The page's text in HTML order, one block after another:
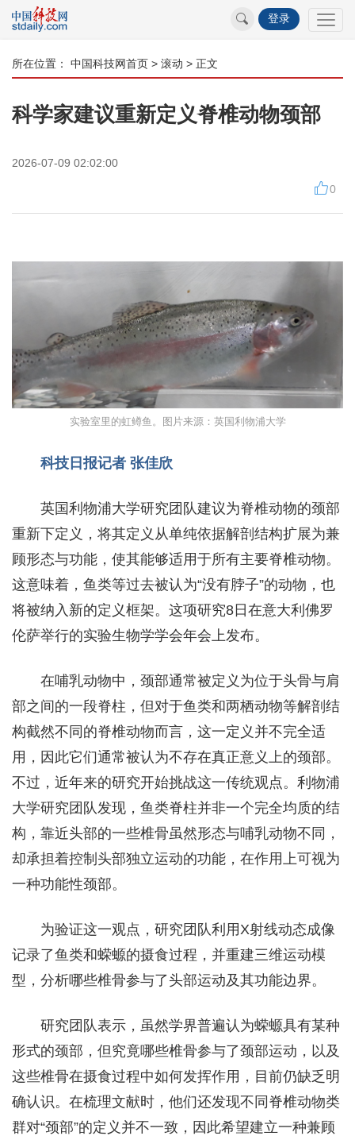
登录
所在位置： 中国科技网首页 > 滚动 > 正文
科学家建议重新定义脊椎动物颈部
2026-07-09 02:02:00
0
实验室里的虹鳟鱼。图片来源：英国利物浦大学
科技日报记者 张佳欣
英国利物浦大学研究团队建议为脊椎动物的颈部
重新下定义，将其定义从单纯依据解剖结构扩展为兼
顾形态与功能，使其能够适用于所有主要脊椎动物。
这意味着，鱼类等过去被认为“没有脖子”的动物，也
将被纳入新的定义框架。这项研究8日在意大利佛罗
伦萨举行的实验生物学学会年会上发布。
在哺乳动物中，颈部通常被定义为位于头骨与肩
部之间的一段脊柱，但对于鱼类和两栖动物等解剖结
构截然不同的脊椎动物而言，这一定义并不完全适
用，因此它们通常被认为不存在真正意义上的颈部。
不过，近年来的研究开始挑战这一传统观点。利物浦
大学研究团队发现，鱼类脊柱并非一个完全均质的结
构，靠近头部的一些椎骨虽然形态与哺乳动物不同，
却承担着控制头部独立运动的功能，在作用上可视为
一种功能性颈部。
为验证这一观点，研究团队利用X射线动态成像
记录了鱼类和蝾螈的摄食过程，并重建三维运动模
型，分析哪些椎骨参与了头部运动及其功能边界。
研究团队表示，虽然学界普遍认为蝾螈具有某种
形式的颈部，但究竟哪些椎骨参与了颈部运动，以及
这些椎骨在摄食过程中如何发挥作用，目前仍缺乏明
确认识。在梳理文献时，他们还发现不同脊椎动物类
群对“颈部”的定义并不一致，因此希望建立一种兼顾